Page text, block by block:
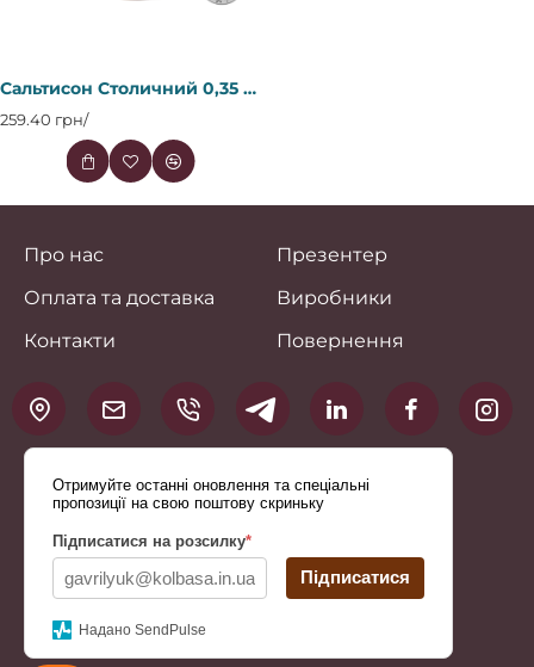
Сальтисон Столичний 0,35 кг пск ТМ "Мяснов локачі" Регал
259.40 грн/
Про нас
Оплата та доставка
Контакти
Презентер
Виробники
Повернення
Отримуйте останні оновлення та спеціальні
пропозиції на свою поштову скриньку
Підписатися на розсилку*
Підписатися
Надано SendPulse